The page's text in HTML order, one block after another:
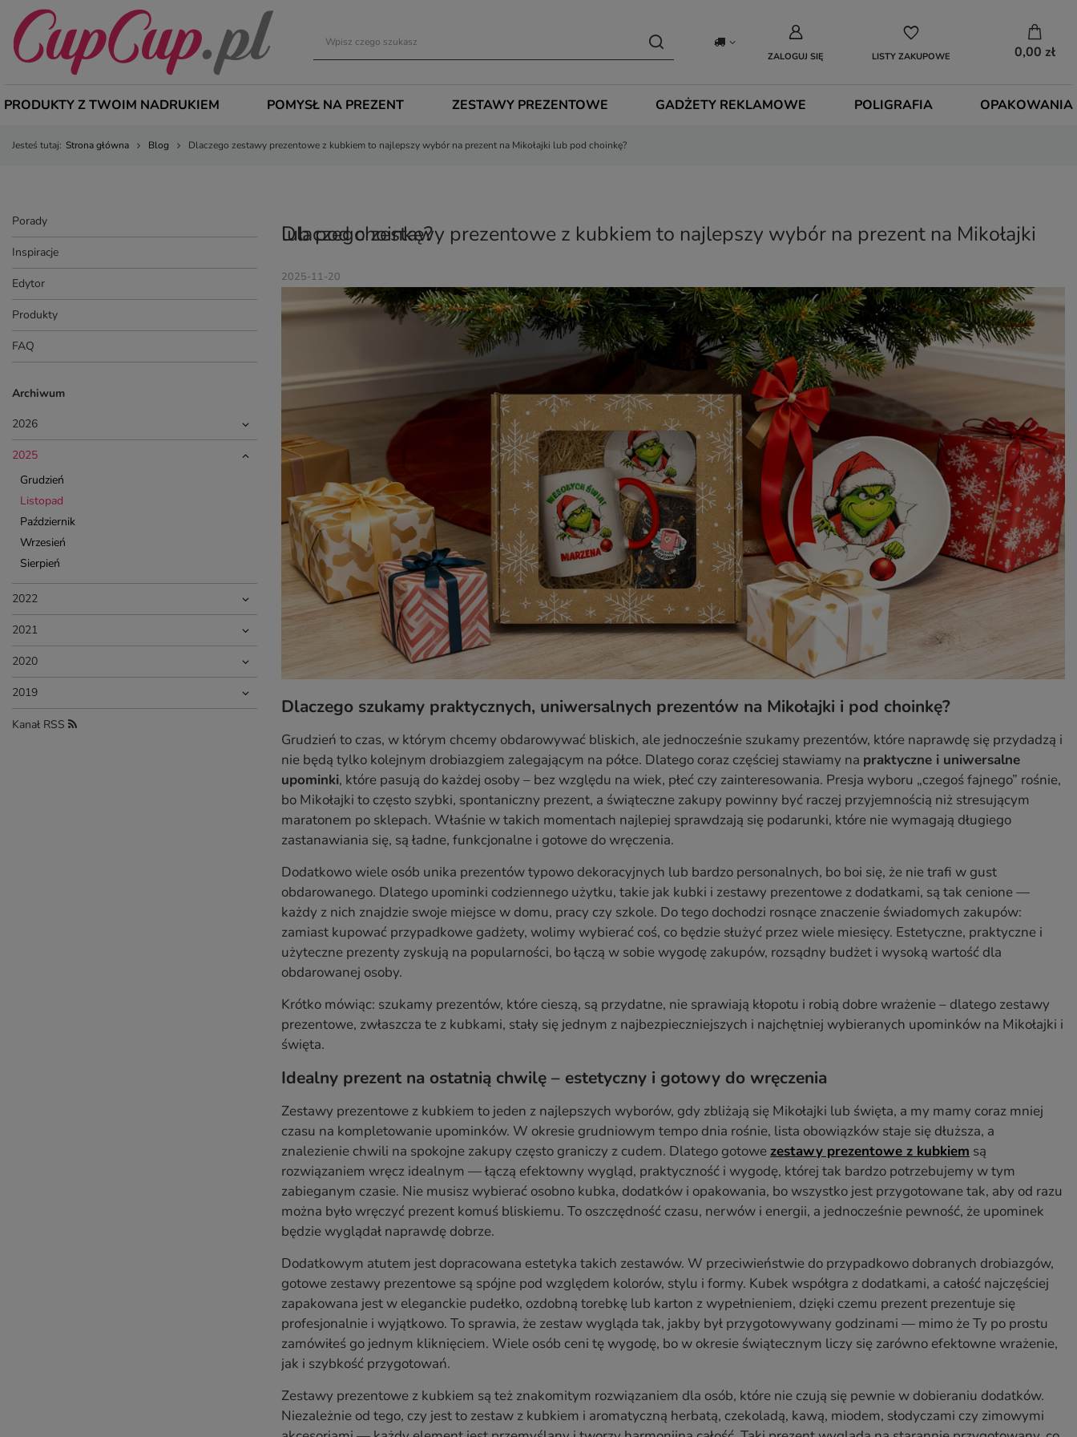
ZALOGUJ SIĘ LISTY ZAKUPOWE 0,00 zł
PRODUKTY Z TWOIM NADRUKIEM POMYSŁ NA PREZENT ZESTAWY PREZENTOWE GADŻETY REKLAMOWE POLIGRAFIA OPAKOWANIA
Jesteś tutaj: Strona główna Blog Dlaczego zestawy prezentowe z kubkiem to najlepszy wybór na prezent na Mikołajki lub pod choinkę?
Porady
Inspiracje
Edytor
Produkty
FAQ
Archiwum
2026
2025
Grudzień
Listopad
Październik
Wrzesień
Sierpień
2022
2021
2020
2019
Kanał RSS
Dlaczego zestawy prezentowe z kubkiem to najlepszy wybór na prezent na Mikołajki lub pod choinkę?
2025-11-20
Dlaczego szukamy praktycznych, uniwersalnych prezentów na Mikołajki i pod choinkę?
Grudzień to czas, w którym chcemy obdarowywać bliskich, ale jednocześnie szukamy prezentów, które naprawdę się przydadzą i
nie będą tylko kolejnym drobiazgiem zalegającym na półce. Dlatego coraz częściej stawiamy na praktyczne i uniwersalne
upominki, które pasują do każdej osoby – bez względu na wiek, płeć czy zainteresowania. Presja wyboru „czegoś fajnego” rośnie,
bo Mikołajki to często szybki, spontaniczny prezent, a świąteczne zakupy powinny być raczej przyjemnością niż stresującym
maratonem po sklepach. Właśnie w takich momentach najlepiej sprawdzają się podarunki, które nie wymagają długiego
zastanawiania się, są ładne, funkcjonalne i gotowe do wręczenia.
Dodatkowo wiele osób unika prezentów typowo dekoracyjnych lub bardzo personalnych, bo boi się, że nie trafi w gust
obdarowanego. Dlatego upominki codziennego użytku, takie jak kubki i zestawy prezentowe z dodatkami, są tak cenione —
każdy z nich znajdzie swoje miejsce w domu, pracy czy szkole. Do tego dochodzi rosnące znaczenie świadomych zakupów:
zamiast kupować przypadkowe gadżety, wolimy wybierać coś, co będzie służyć przez wiele miesięcy. Estetyczne, praktyczne i
użyteczne prezenty zyskują na popularności, bo łączą w sobie wygodę zakupów, rozsądny budżet i wysoką wartość dla
obdarowanej osoby.
Krótko mówiąc: szukamy prezentów, które cieszą, są przydatne, nie sprawiają kłopotu i robią dobre wrażenie – dlatego zestawy
prezentowe, zwłaszcza te z kubkami, stały się jednym z najbezpieczniejszych i najchętniej wybieranych upominków na Mikołajki i
święta.
Idealny prezent na ostatnią chwilę – estetyczny i gotowy do wręczenia
Zestawy prezentowe z kubkiem to jeden z najlepszych wyborów, gdy zbliżają się Mikołajki lub święta, a my mamy coraz mniej
czasu na kompletowanie upominków. W okresie grudniowym tempo dnia rośnie, lista obowiązków staje się dłuższa, a
znalezienie chwili na spokojne zakupy często graniczy z cudem. Dlatego gotowezestawy prezentowe z kubkiem są
rozwiązaniem wręcz idealnym — łączą efektowny wygląd, praktyczność i wygodę, której tak bardzo potrzebujemy w tym
zabieganym czasie. Nie musisz wybierać osobno kubka, dodatków i opakowania, bo wszystko jest przygotowane tak, aby od razu
można było wręczyć prezent komuś bliskiemu. To oszczędność czasu, nerwów i energii, a jednocześnie pewność, że upominek
będzie wyglądał naprawdę dobrze.
Dodatkowym atutem jest dopracowana estetyka takich zestawów. W przeciwieństwie do przypadkowo dobranych drobiazgów,
gotowe zestawy prezentowe są spójne pod względem kolorów, stylu i formy. Kubek współgra z dodatkami, a całość najczęściej
zapakowana jest w eleganckie pudełko, ozdobną torebkę lub karton z wypełnieniem, dzięki czemu prezent prezentuje się
profesjonalnie i wyjątkowo. To sprawia, że zestaw wygląda tak, jakby był przygotowywany godzinami — mimo że Ty po prostu
zamówiłeś go jednym kliknięciem. Wiele osób ceni tę wygodę, bo w okresie świątecznym liczy się zarówno efektowne wrażenie,
jak i szybkość przygotowań.
Zestawy prezentowe z kubkiem są też znakomitym rozwiązaniem dla osób, które nie czują się pewnie w dobieraniu dodatków.
Niezależnie od tego, czy jest to zestaw z kubkiem i aromatyczną herbatą, czekoladą, kawą, miodem, słodyczami czy zimowymi